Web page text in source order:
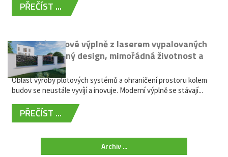
PŘEČÍST ...
Moderní plotové výplně z laserem vypalovaných
kovů: výjimečný design, mimořádná životnost a
žádná údržba
Oblast výroby plotových systémů a ohraničení prostoru kolem
budov se neustále vyvíjí a inovuje. Moderní výplně se stávají...
PŘEČÍST ...
Archiv ...